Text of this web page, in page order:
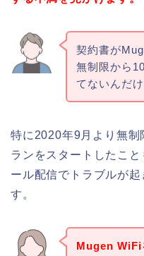
契約書が
無制限から
てないんだけ
特に2020年9月より無
ランをスタートしたこ
ール配信でトラブルが
す。
Mugen WiFi